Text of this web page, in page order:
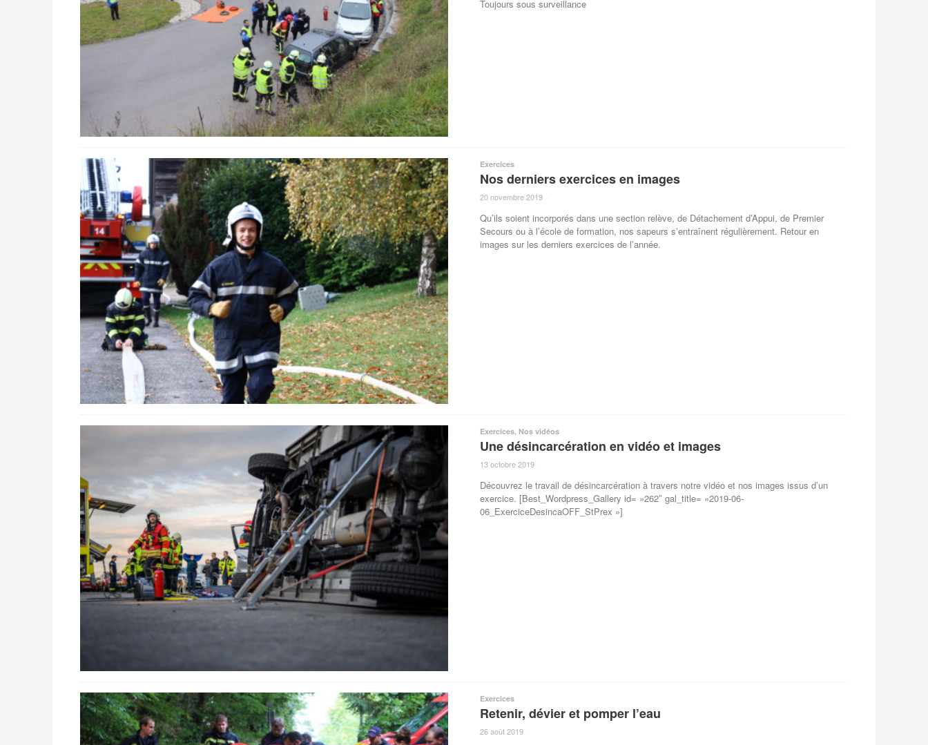
Toujours sous surveillance
Exercices
Nos derniers exercices en images
20 novembre 2019 ·
Qu’ils soient incorporés dans une section relève, de Détachement d’Appui, de Premier
Secours ou à l’école de formation, nos sapeurs s’entraînent régulièrement. Retour en
images sur les derniers exercices de l’année.
Exercices, Nos vidéos
Une désincarcération en vidéo et images
13 octobre 2019 ·
Découvrez le travail de désincarcération à travers notre vidéo et nos images issus d’un
exercice. [Best_Wordpress_Gallery id= »262″ gal_title= »2019-06-
06_ExerciceDesincaOFF_StPrex »]
Exercices
Retenir, dévier et pomper l’eau
26 août 2019 ·